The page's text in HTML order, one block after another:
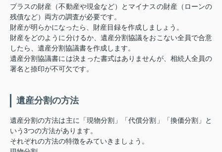
プラスの財産（不動産や現金など）とマイナスの財産（ローンの
残債など）両方の調査が必要です。
財産が明らかになったら、財産目録を作成しましょう。
財産をどのように分けるか、遺産分割協議をおこない全員で合意
したら、遺産分割協議書を作成します。
遺産分割協議書には決まった書式はありませんが、相続人全員の
署名と捺印が不可欠です。
遺産分割の方法
遺産分割の方法は主に「現物分割」「代償分割」「換価分割」と
いう3つの方法があります。
それぞれの方法の特徴をみていきましょう。